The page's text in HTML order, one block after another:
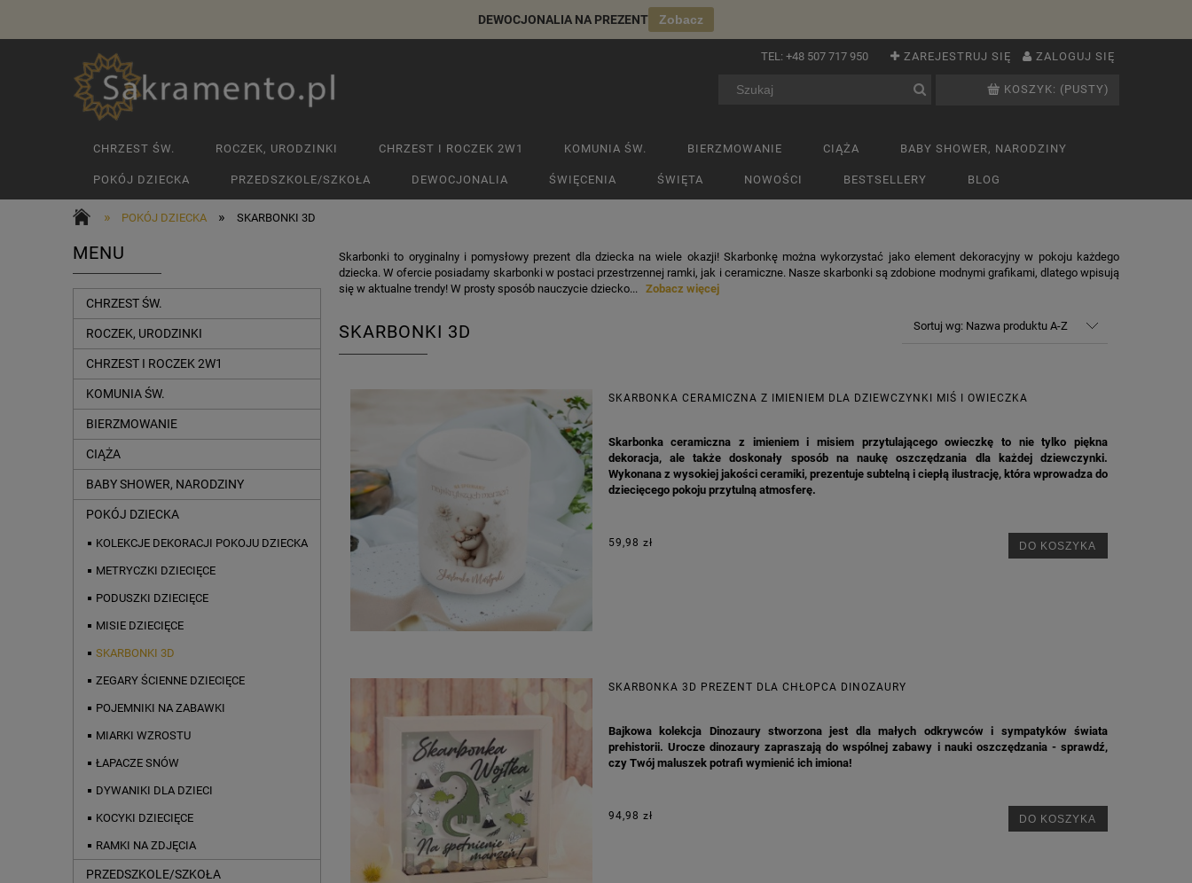
DEWOCJONALIA NA PREZENT Zobacz
ZAREJESTRUJ SIĘ ZALOGUJ SIĘ
TEL: +48 507 717 950
KOSZYK: (PUSTY)
CHRZEST ŚW. ROCZEK, URODZINKI CHRZEST I ROCZEK 2W1 KOMUNIA ŚW. BIERZMOWANIE CIĄŻA BABY SHOWER, NARODZINY
POKÓJ DZIECKA PRZEDSZKOLE/SZKOŁA DEWOCJONALIA ŚWIĘCENIA ŚWIĘTA NOWOŚCI BESTSELLERY BLOG
» POKÓJ DZIECKA » SKARBONKI 3D
MENU
CHRZEST ŚW.
ROCZEK, URODZINKI
CHRZEST I ROCZEK 2W1
KOMUNIA ŚW.
BIERZMOWANIE
CIĄŻA
BABY SHOWER, NARODZINY
POKÓJ DZIECKA
KOLEKCJE DEKORACJI POKOJU DZIECKA
METRYCZKI DZIECIĘCE
PODUSZKI DZIECIĘCE
MISIE DZIECIĘCE
SKARBONKI 3D
ZEGARY ŚCIENNE DZIECIĘCE
POJEMNIKI NA ZABAWKI
MIARKI WZROSTU
ŁAPACZE SNÓW
DYWANIKI DLA DZIECI
KOCYKI DZIECIĘCE
RAMKI NA ZDJĘCIA
PRZEDSZKOLE/SZKOŁA
Skarbonki to oryginalny i pomysłowy prezent dla dziecka na wiele okazji! Skarbonkę można wykorzystać jako element dekoracyjny w pokoju każdego
dziecka. W ofercie posiadamy skarbonki w postaci przestrzennej ramki, jak i ceramiczne. Nasze skarbonki są zdobione modnymi grafikami, dlatego wpisują
się w aktualne trendy! W prosty sposób nauczycie dziecko... Zobacz więcej
SKARBONKI 3D Sortuj wg: Nazwa produktu A-Z
SKARBONKA CERAMICZNA Z IMIENIEM DLA DZIEWCZYNKI MIŚ I OWIECZKA
Skarbonka ceramiczna z imieniem i misiem przytulającego owieczkę to nie tylko piękna
dekoracja, ale także doskonały sposób na naukę oszczędzania dla każdej dziewczynki.
Wykonana z wysokiej jakości ceramiki, prezentuje subtelną i ciepłą ilustrację, która wprowadza do
dziecięcego pokoju przytulną atmosferę.
59,98 zł DO KOSZYKA
SKARBONKA 3D PREZENT DLA CHŁOPCA DINOZAURY
Bajkowa kolekcja Dinozaury stworzona jest dla małych odkrywców i sympatyków świata
prehistorii. Urocze dinozaury zapraszają do wspólnej zabawy i nauki oszczędzania - sprawdź,
czy Twój maluszek potrafi wymienić ich imiona!
94,98 zł DO KOSZYKA